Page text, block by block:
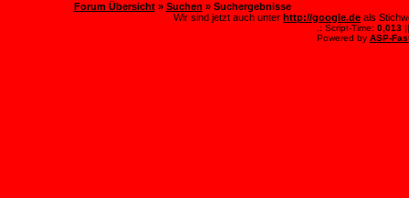
Forum Übersicht» Suchen » Suchergebnisse
Wir sind jetzt auch unter http://google.de als
.: Script-Time: 0,013||
Powered by ASP-